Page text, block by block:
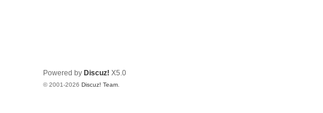
Powered by Discuz! X5.0
© 2001-2026 Discuz! Team